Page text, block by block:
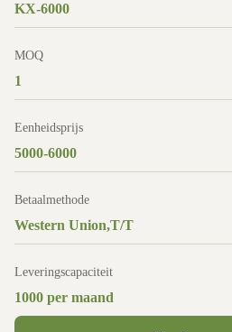
KX-6000
MOQ
1
Eenheidsprijs
5000-6000
Betaalmethode
Western Union,T/T
Leveringscapaciteit
1000 per maand